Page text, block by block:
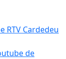
RTV Cardedeu
de